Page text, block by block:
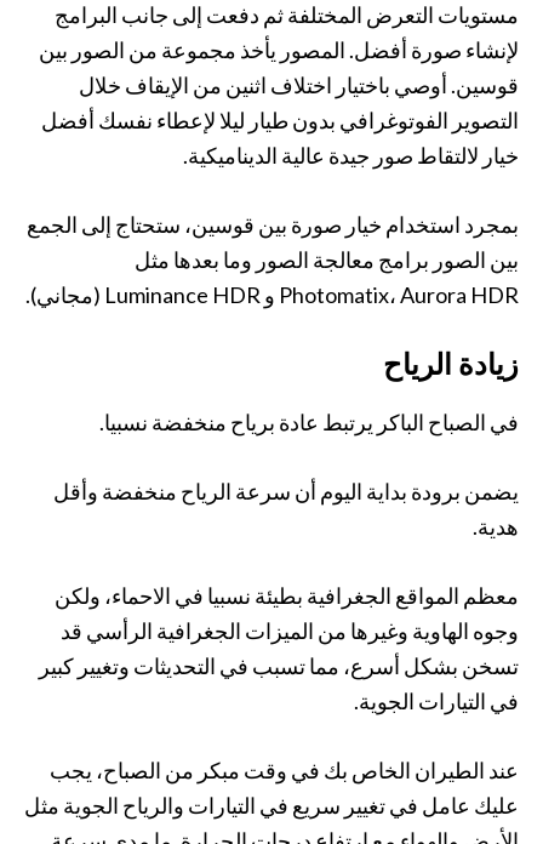
مستويات التعرض المختلفة ثم دفعت إلى جانب البرامج
لإنشاء صورة أفضل. المصور يأخذ مجموعة من الصور بين
قوسين. أوصي باختيار اختلاف اثنين من الإيقاف خلال
التصوير الفوتوغرافي بدون طيار ليلا لإعطاء نفسك أفضل
خيار لالتقاط صور جيدة عالية الديناميكية.
بمجرد استخدام خيار صورة بين قوسين، ستحتاج إلى الجمع
بين الصور برامج معالجة الصور وما بعدها مثل
Photomatix، Aurora HDR و Luminance HDR (مجاني).
زيادة الرياح
في الصباح الباكر يرتبط عادة برياح منخفضة نسبيا.
يضمن برودة بداية اليوم أن سرعة الرياح منخفضة وأقل
هدية.
معظم المواقع الجغرافية بطيئة نسبيا في الاحماء، ولكن
وجوه الهاوية وغيرها من الميزات الجغرافية الرأسي قد
تسخن بشكل أسرع، مما تسبب في التحديثات وتغيير كبير
في التيارات الجوية.
عند الطيران الخاص بك في وقت مبكر من الصباح، يجب
عليك عامل في تغيير سريع في التيارات والرياح الجوية مثل